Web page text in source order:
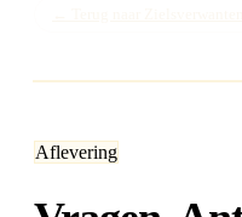
Aflevering